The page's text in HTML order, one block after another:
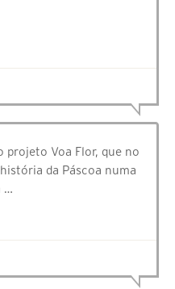
projeto Voa Flor, que no
da Páscoa numa
…